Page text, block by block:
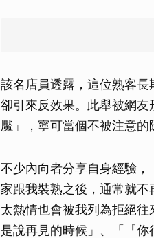
該名店員透露，這位熟客
卻引來反效果。此舉被網
魘」，寧可當個不被注意的
不少內向者分享自身經驗
家跟我裝熟之後，通常就
太熱情也會被我列為拒絕
是說再見的時候」、「『你